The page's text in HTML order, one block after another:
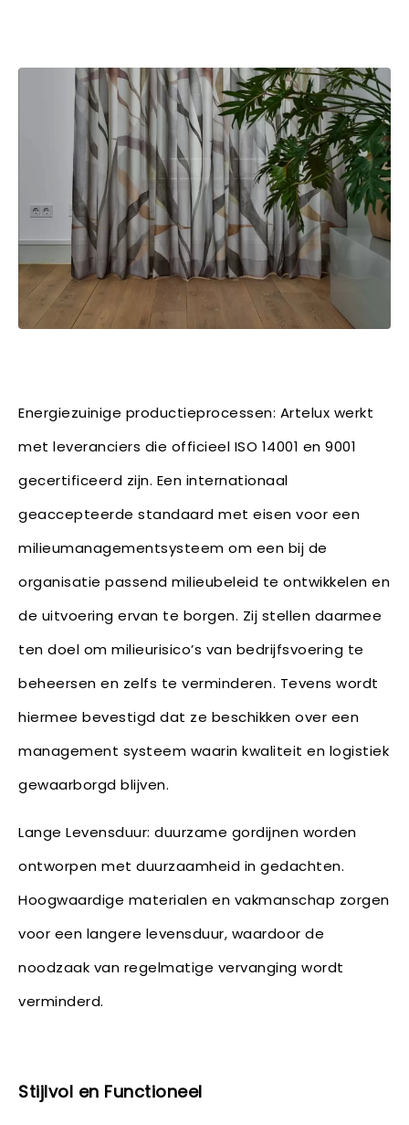
Energiezuinige productieprocessen: Artelux werkt
met leveranciers die officieel ISO 14001 en 9001
gecertificeerd zijn. Een internationaal
geaccepteerde standaard met eisen voor een
milieumanagementsysteem om een bij de
organisatie passend milieubeleid te ontwikkelen en
de uitvoering ervan te borgen. Zij stellen daarmee
ten doel om milieurisico’s van bedrijfsvoering te
beheersen en zelfs te verminderen. Tevens wordt
hiermee bevestigd dat ze beschikken over een
management systeem waarin kwaliteit en logistiek
gewaarborgd blijven.
Lange Levensduur: duurzame gordijnen worden
ontworpen met duurzaamheid in gedachten.
Hoogwaardige materialen en vakmanschap zorgen
voor een langere levensduur, waardoor de
noodzaak van regelmatige vervanging wordt
verminderd.
Stijlvol en Functioneel